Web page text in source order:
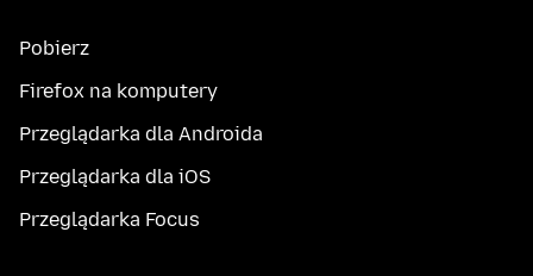
Pobierz
Firefox na komputery
Przeglądarka dla Androida
Przeglądarka dla iOS
Przeglądarka Focus